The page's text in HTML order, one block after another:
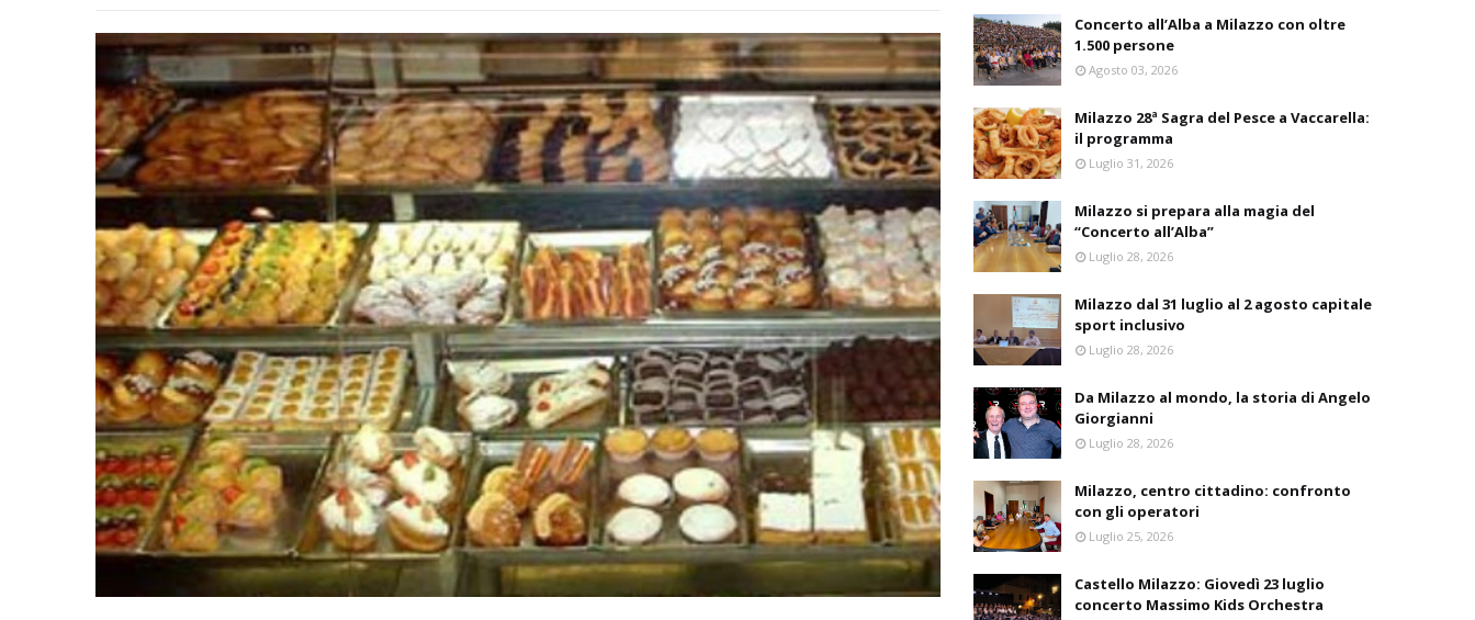
Concerto all’Alba a Milazzo con oltre
1.500 persone
Agosto 03, 2026
Milazzo 28ª Sagra del Pesce a Vaccarella:
il programma
Luglio 31, 2026
Milazzo si prepara alla magia del
“Concerto all’Alba”
Luglio 28, 2026
Milazzo dal 31 luglio al 2 agosto capitale
sport inclusivo
Luglio 28, 2026
Da Milazzo al mondo, la storia di Angelo
Giorgianni
Luglio 28, 2026
Milazzo, centro cittadino: confronto
con gli operatori
Luglio 25, 2026
Castello Milazzo: Giovedì 23 luglio
concerto Massimo Kids Orchestra